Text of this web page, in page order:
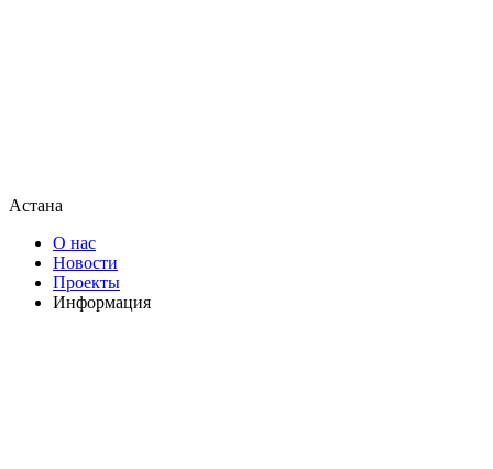
Астана
О нас
Новости
Проекты
Информация